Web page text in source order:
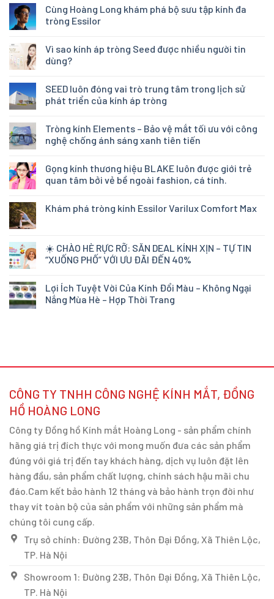
Cùng Hoàng Long khám phá bộ sưu tập kính đa
tròng Essilor
Vì sao kính áp tròng Seed được nhiều người tin
dùng?
SEED luôn đóng vai trò trung tâm trong lịch sử
phát triển của kính áp tròng
Tròng kính Elements – Bảo vệ mắt tối ưu với công
nghệ chống ánh sáng xanh tiên tiến
Gọng kính thương hiệu BLAKE luôn được giới trẻ
quan tâm bởi vẻ bề ngoài fashion, cá tính.
Khám phá tròng kính Essilor Varilux Comfort Max
☀️ CHÀO HÈ RỰC RỠ: SĂN DEAL KÍNH XỊN – TỰ TIN
“XUỐNG PHỐ” VỚI ƯU ĐÃI ĐẾN 40%
Lợi Ích Tuyệt Vời Của Kính Đổi Màu – Không Ngại
Nắng Mùa Hè – Hợp Thời Trang
CÔNG TY TNHH CÔNG NGHỆ KÍNH MẮT, ĐỒNG
HỒ HOÀNG LONG
Công ty Đồng hồ Kính mắt Hoàng Long - sản phẩm chính
hãng giá trị đích thực với mong muốn đưa các sản phẩm
đúng với giá trị đến tay khách hàng, dịch vụ luôn đặt lên
hàng đầu, sản phẩm chất lượng, chính sách hậu mãi chu
đáo.Cam kết bảo hành 12 tháng và bảo hành trọn đời như
thay vít toàn bộ của sản phẩm với những sản phẩm mà
chúng tôi cung cấp.
Trụ sở chính: Đường 23B, Thôn Đại Đồng, Xã Thiên Lộc,
TP. Hà Nội
Showroom 1: Đường 23B, Thôn Đại Đồng, Xã Thiên Lộc,
TP. Hà Nội